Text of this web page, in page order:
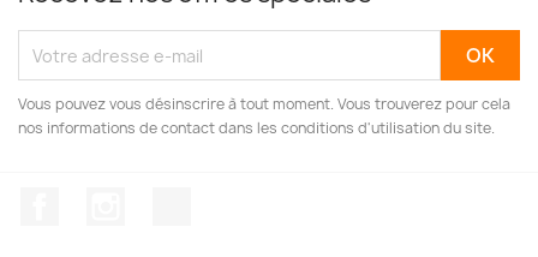
Vous pouvez vous désinscrire à tout moment. Vous trouverez pour cela
nos informations de contact dans les conditions d'utilisation du site.